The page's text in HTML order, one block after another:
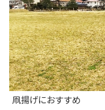
凧揚げにおすすめ